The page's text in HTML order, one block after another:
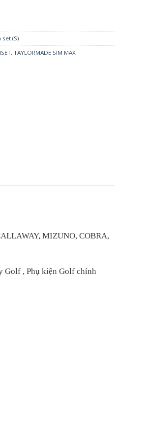
set (S)
, TAYLORMADE SIM MAX
MIZUNO, COBRA,
Golf , Phụ kiện Golf chính